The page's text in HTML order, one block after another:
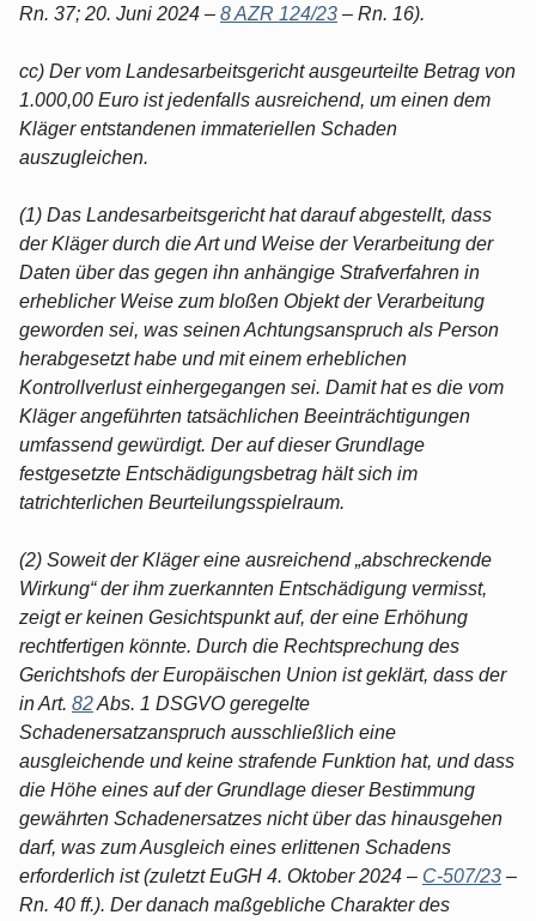
Rn. 37; 20. Juni 2024 – 8 AZR 124/23 – Rn. 16).
cc) Der vom Landesarbeitsgericht ausgeurteilte Betrag von
1.000,00 Euro ist jedenfalls ausreichend, um einen dem
Kläger entstandenen immateriellen Schaden
auszugleichen.
(1) Das Landesarbeitsgericht hat darauf abgestellt, dass
der Kläger durch die Art und Weise der Verarbeitung der
Daten über das gegen ihn anhängige Strafverfahren in
erheblicher Weise zum bloßen Objekt der Verarbeitung
geworden sei, was seinen Achtungsanspruch als Person
herabgesetzt habe und mit einem erheblichen
Kontrollverlust einhergegangen sei. Damit hat es die vom
Kläger angeführten tatsächlichen Beeinträchtigungen
umfassend gewürdigt. Der auf dieser Grundlage
festgesetzte Entschädigungsbetrag hält sich im
tatrichterlichen Beurteilungsspielraum.
(2) Soweit der Kläger eine ausreichend „abschreckende
Wirkung“ der ihm zuerkannten Entschädigung vermisst,
zeigt er keinen Gesichtspunkt auf, der eine Erhöhung
rechtfertigen könnte. Durch die Rechtsprechung des
Gerichtshofs der Europäischen Union ist geklärt, dass der
in Art. 82Abs. 1 DSGVO geregelte
Schadenersatzanspruch ausschließlich eine
ausgleichende und keine strafende Funktion hat, und dass
die Höhe eines auf der Grundlage dieser Bestimmung
gewährten Schadenersatzes nicht über das hinausgehen
darf, was zum Ausgleich eines erlittenen Schadens
erforderlich ist (zuletzt EuGH 4. Oktober 2024 – C-507/23 –
Rn. 40 ff.). Der danach maßgebliche Charakter des